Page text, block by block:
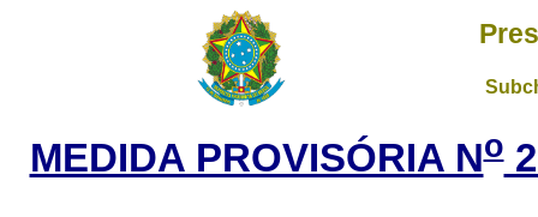
MEDIDA PROVISÓRIA No